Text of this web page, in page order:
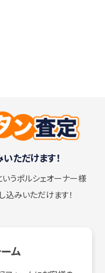
ただけます！
いうポルシェオーナー様
込みいただけます！
ム